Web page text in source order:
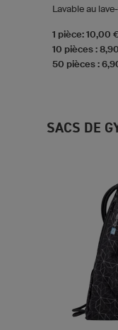
Lavable au
1 pièce: 10,00
10 pièces :
50 pièces :
SACS DE